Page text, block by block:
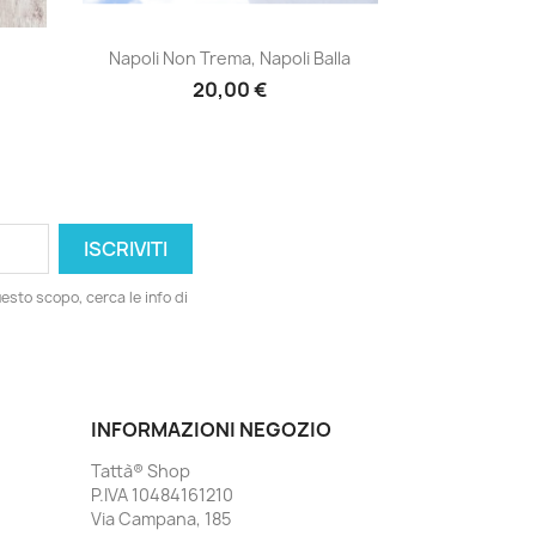
Anteprima
Napoli Non Trema, Napoli Balla
20,00 €
scopo, cerca le info di
INFORMAZIONI NEGOZIO
Tattà® Shop
P.IVA 10484161210
Via Campana, 185